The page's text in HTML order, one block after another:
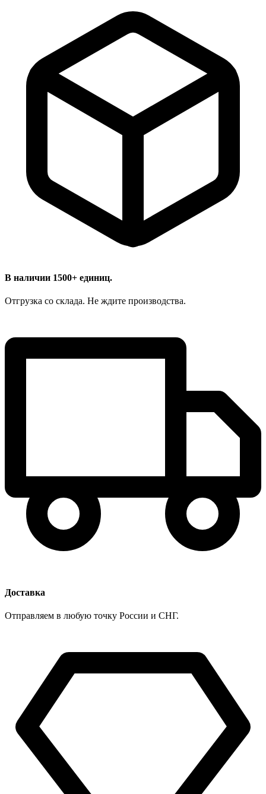
В наличии 1500+ единиц.
Отгрузка со склада. Не ждите производства.
Доставка
Отправляем в любую точку России и СНГ.